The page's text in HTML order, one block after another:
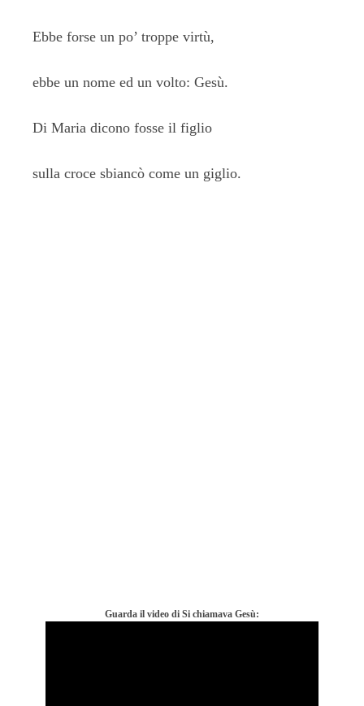
Ebbe forse un po’ troppe virtù,
ebbe un nome ed un volto: Gesù.
Di Maria dicono fosse il figlio
sulla croce sbiancò come un giglio.
Guarda il video di Si chiamava Gesù: